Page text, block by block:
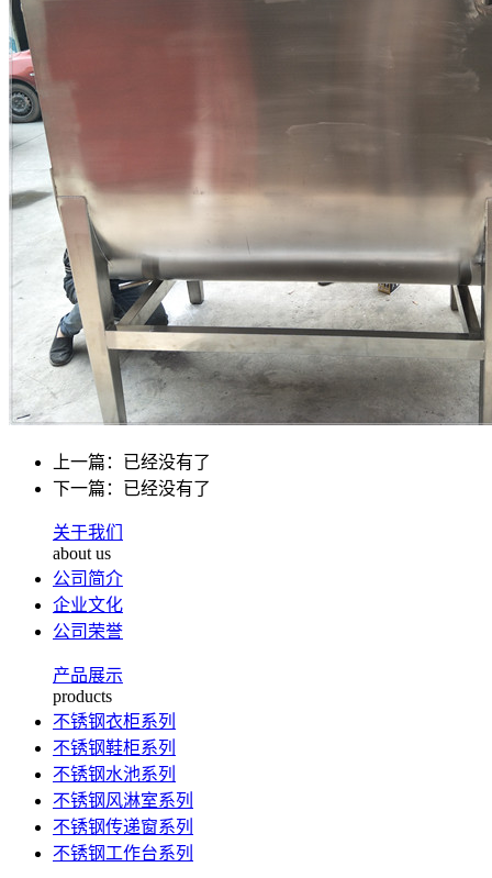
上一篇：已经没有了
下一篇：已经没有了
关于我们
about us
公司简介
企业文化
公司荣誉
产品展示
products
不锈钢衣柜系列
不锈钢鞋柜系列
不锈钢水池系列
不锈钢风淋室系列
不锈钢传递窗系列
不锈钢工作台系列